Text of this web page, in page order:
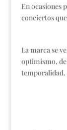
En ocasiones
conciertos
La marca se
optimismo, de
temporalidad.